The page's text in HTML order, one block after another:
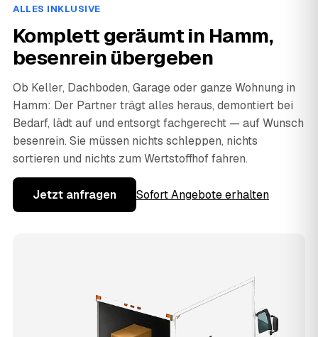
ALLES INKLUSIVE
Komplett geräumt in Hamm,
besenrein übergeben
Ob Keller, Dachboden, Garage oder ganze Wohnung in
Hamm: Der Partner trägt alles heraus, demontiert bei
Bedarf, lädt auf und entsorgt fachgerecht — auf Wunsch
besenrein. Sie müssen nichts schleppen, nichts
sortieren und nichts zum Wertstoffhof fahren.
Jetzt anfragen Sofort Angebote erhalten